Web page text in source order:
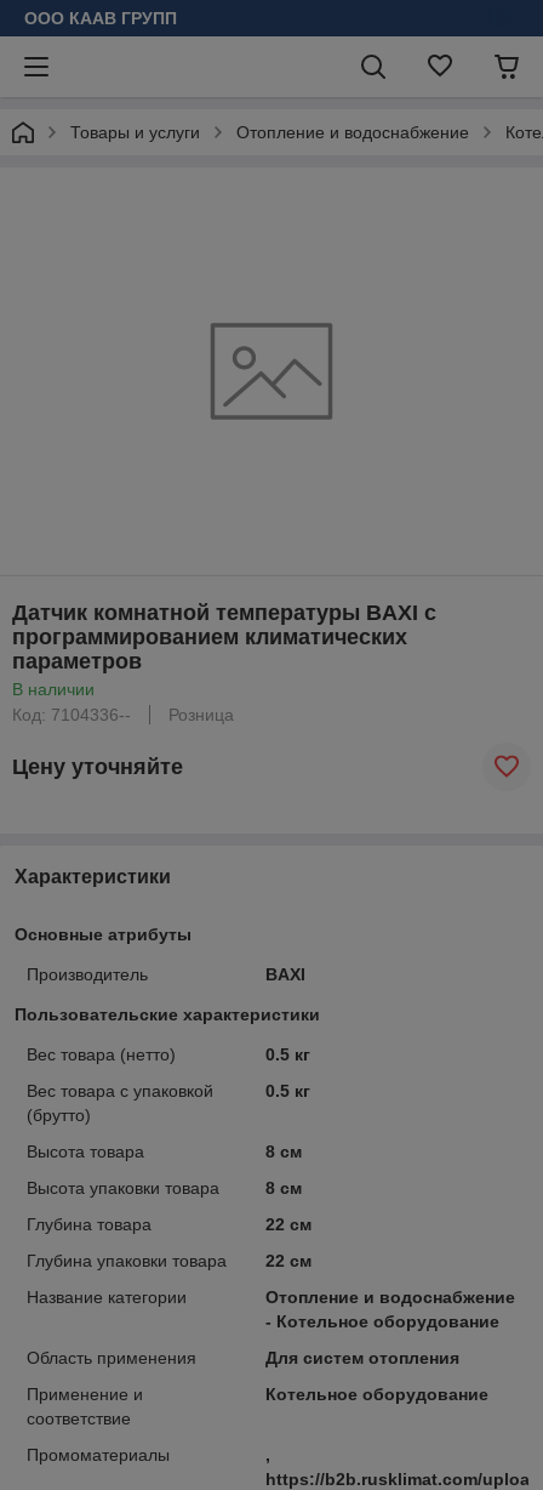
ООО КААВ ГРУПП
Товары и услуги Отопление и водоснабжение
Датчик комнатной температуры BAXI с
программированием климатических
параметров
В наличии
Код: 7104336--
Розница
Цену уточняйте
Характеристики
Основные атрибуты
Производитель BAXI
Пользовательские характеристики
Вес товара (нетто)
0.5 кг
Вес товара с упаковкой
(брутто)
0.5 кг
Высота товара
8 см
Высота упаковки товара
8 см
Глубина товара
22 см
Глубина упаковки товара
22 см
Название категории
Отопление и водоснабжение
- Котельное оборудование
Область применения
Для систем отопления
Применение и
соответствие
Котельное оборудование
Промоматериалы
,
https://b2b.rusklimat.com/